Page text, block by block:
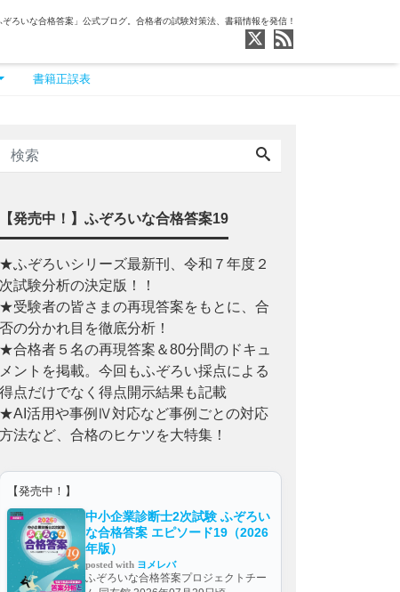
ろいな合格答案」公式ブログ。合格者の試験対策法、書籍情報を発信！
書籍正誤表
【発売中！】ふぞろいな合格答案19
★ふぞろいシリーズ最新刊、令和７年度２
次試験分析の決定版！！
★受験者の皆さまの再現答案をもとに、合
否の分かれ目を徹底分析！
★合格者５名の再現答案＆80分間のドキュ
メントを掲載。今回もふぞろい採点による
得点だけでなく得点開示結果も記載
★AI活用や事例Ⅳ対応など事例ごとの対応
方法など、合格のヒケツを大特集！
【発売中！】
中小企業診断士2次試験 ふぞろい
な合格答案 エピソード19（2026
年版）
posted with ヨメレバ
ふぞろいな合格答案プロジェクトチー